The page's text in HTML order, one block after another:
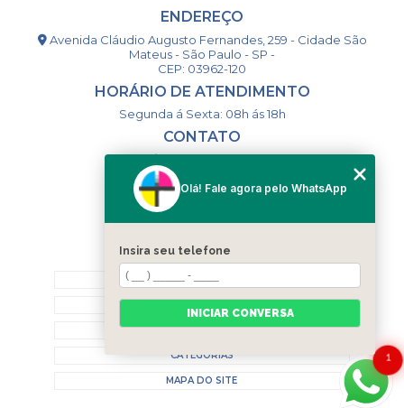
ENDEREÇO
Avenida Cláudio Augusto Fernandes, 259 - Cidade São
Mateus - São Paulo - SP -
CEP: 03962-120
HORÁRIO DE ATENDIMENTO
Segunda á Sexta: 08h ás 18h
CONTATO
(11) 98993-9556
togsm1@gmail.com
MENU
HOME
CONTATO
CATEGORIAS
MAPA DO SITE
1
Olá! Fale agora pelo WhatsApp
Insira seu telefone
INICIAR CONVERSA